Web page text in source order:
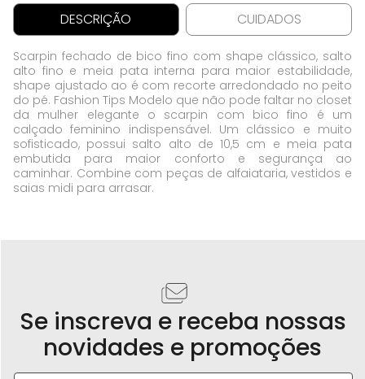
DESCRIÇÃO CUIDADOS
Scarpin fechado de bico fino com shape clássico, salto
alto fino e meia pata interna para maior estabilidade,
shape ajustado ao é com recorte arredondado no peito
do pé. Fashion Tips Modelo que não pode faltar no closet
da mulher elegante o scarpin com bico fino é um
calçado feminino indispensável. Um clássico e muito
sofisticado, possui salto alto de 10,5 cm e meia pata
embutida para maior conforto e segurança ao
caminhar. Combine com peças de alfaiataria, vestidos e
saias midi para arrasar.
Se inscreva e receba nossas
novidades e promoções